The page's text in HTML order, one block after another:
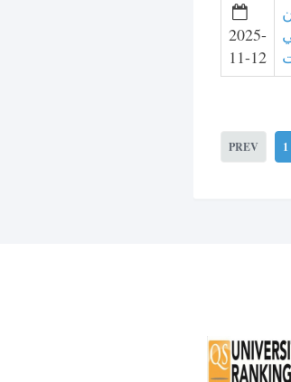
2025-
11-12
PREV 1